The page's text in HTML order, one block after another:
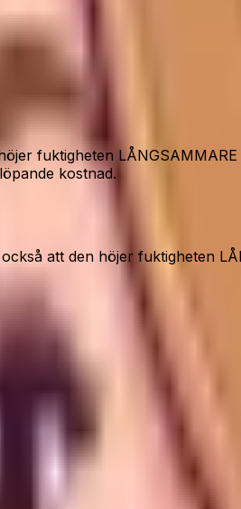
fuktigheten
kostnad.
att den höjer fuktigheten